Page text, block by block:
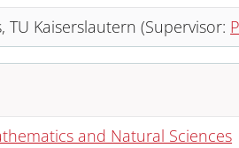
TU Kaiserslautern (Supervisor:
and Natural Sciences